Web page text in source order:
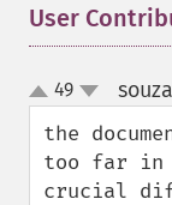
User
up
down
49
the
too far in
crucial